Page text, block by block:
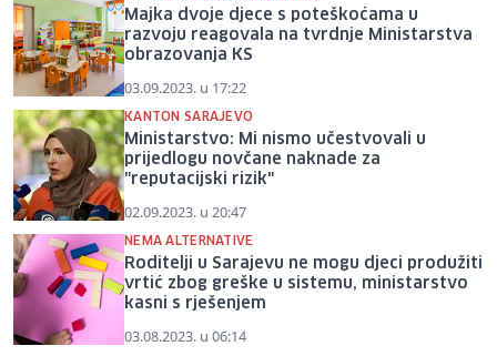
Majka dvoje djece s poteškoćama u
razvoju reagovala na tvrdnje Ministarstva
obrazovanja KS
03.09.2023. u 17:22
KANTON SARAJEVO
Ministarstvo: Mi nismo učestvovali u
prijedlogu novčane naknade za
"reputacijski rizik"
02.09.2023. u 20:47
NEMA ALTERNATIVE
Roditelji u Sarajevu ne mogu djeci produžiti
vrtić zbog greške u sistemu, ministarstvo
kasni s rješenjem
03.08.2023. u 06:14